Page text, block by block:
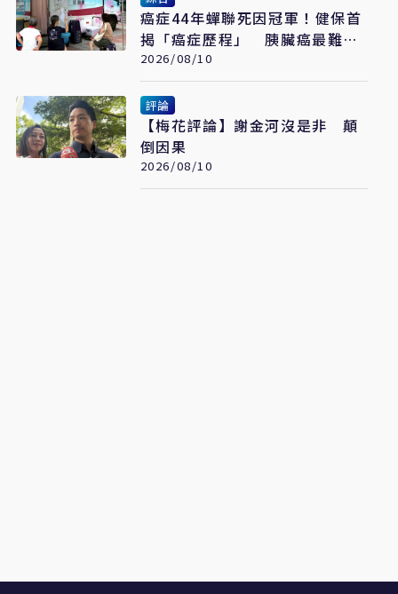
癌症44年蟬聯死因冠軍！健保首
揭「癌症歷程」 胰臟癌最難
治、肺癌驚見院際差41.8個百分
點
2026/08/10
評論
【梅花評論】謝金河沒是非 顛
倒因果
2026/08/10